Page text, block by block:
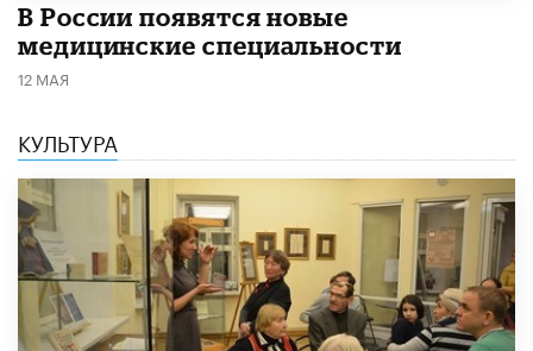
В России появятся новые
медицинские специальности
12 МАЯ
КУЛЬТУРА